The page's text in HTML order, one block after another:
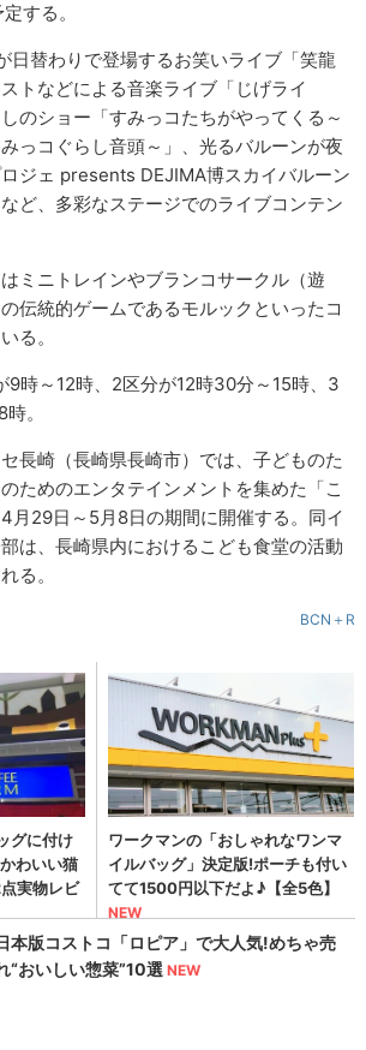
する。
日替わりで登場するお笑いライブ「笑龍
トなどによる音楽ライブ「じげライ
のショー「すみっコたちがやってくる～
っコぐらし音頭～」、光るバルーンが夜
ジェ presents DEJIMA博スカイバルーン
ど、多彩なステージでのライブコンテン
ミニトレインやブランコサークル（遊
伝統的ゲームであるモルックといったコ
る。
9時～12時、2区分が12時30分～15時、3
。
長崎（長崎県長崎市）では、子どものた
ためのエンタテインメントを集めた「こ
月29日～5月8日の期間に開催する。同イ
は、長崎県内におけるこども食堂の活動
る。
BCN＋R